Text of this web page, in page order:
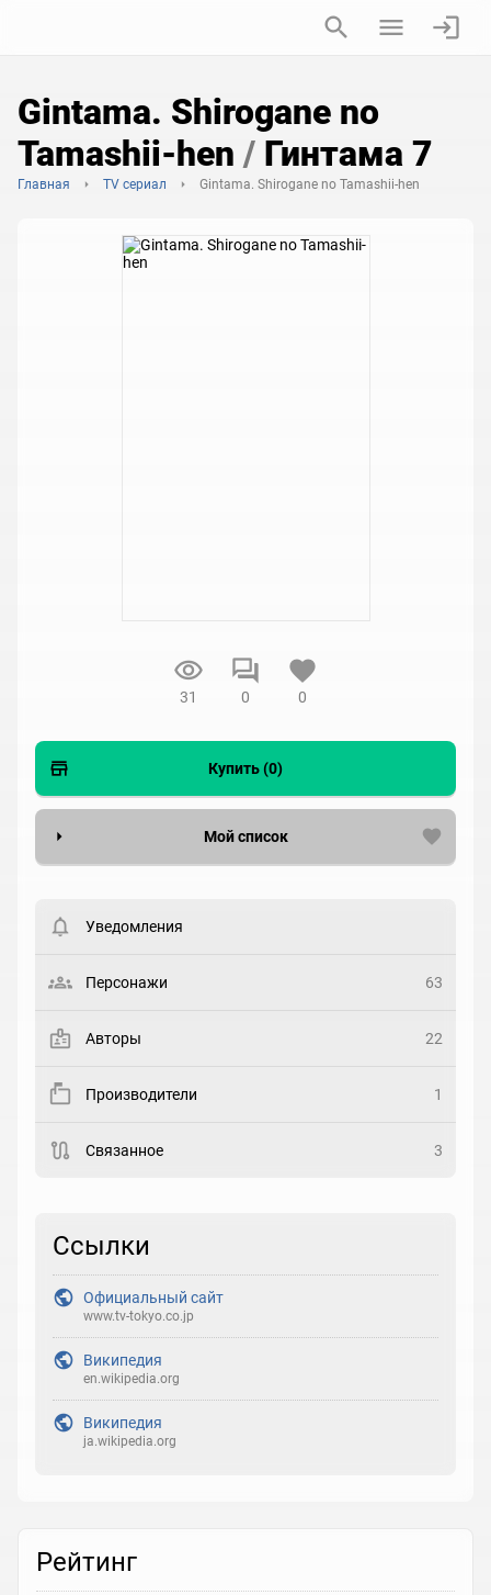
Gintama. Shirogane no
Tamashii-hen / Гинтама 7
Главная TV сериал Gintama. Shirogane no Tamashii-hen
31 0 0
Купить (0)
Мой список
Статус
Рейтинг
Реакция
Уведомления
Персонажи 63
Авторы 22
Производители 1
Связанное 3
Ссылки
Официальный сайт
www.tv-tokyo.co.jp
Википедия
en.wikipedia.org
Википедия
ja.wikipedia.org
Рейтинг